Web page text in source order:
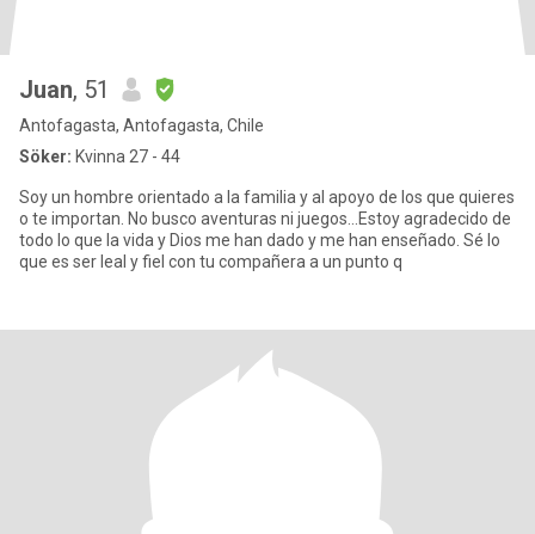
Juan, 51
Antofagasta, Antofagasta, Chile
Söker: Kvinna 27 - 44
Soy un hombre orientado a la familia y al apoyo de los que quieres
o te importan. No busco aventuras ni juegos...Estoy agradecido de
todo lo que la vida y Dios me han dado y me han enseñado. Sé lo
que es ser leal y fiel con tu compañera a un punto q